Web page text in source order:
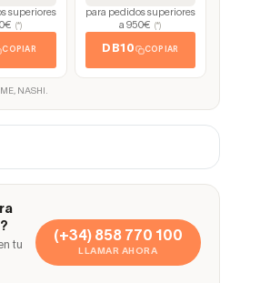
superiores
(*)
COPIAR
para pedidos superiores
a 950€
(*)
DB10 COPIAR
NASHI.
tu
(+34) 858 770 100
LLAMAR AHORA